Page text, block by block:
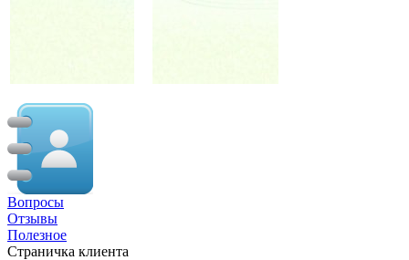
Вопросы
Отзывы
Полезное
Страничка клиента